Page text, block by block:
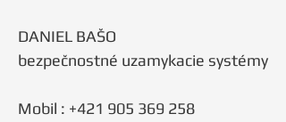
DANIEL BAŠO
bezpečnostné uzamykacie systémy
Mobil : +421 905 369 258